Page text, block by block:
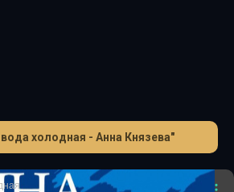
холодная - Анна Князева"